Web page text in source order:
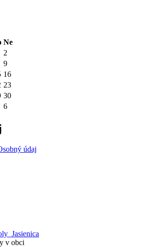
Ne
2
9
16
23
30
6
Jasienica
v obci